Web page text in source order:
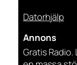
Datorhjälp
Annons
Gratis